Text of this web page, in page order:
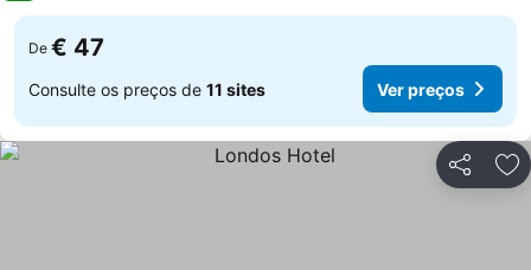
De € 47
Consulte os preços de 11 sites Ver preços
Partilhar